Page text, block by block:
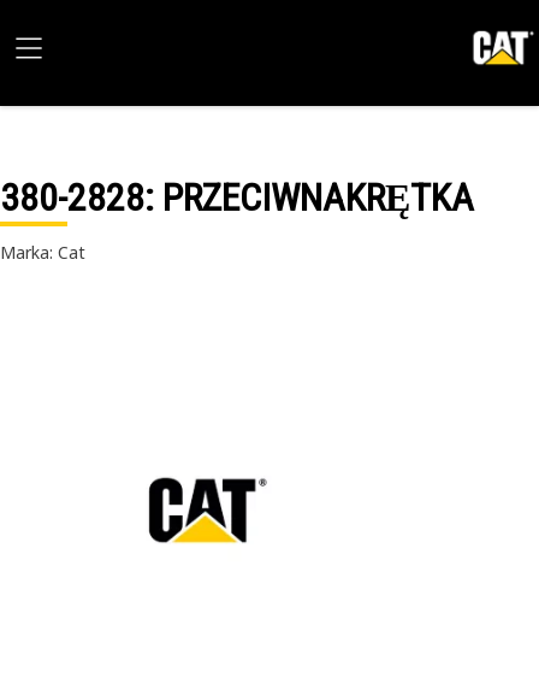
380-2828: PRZECIWNAKRĘTKA
Marka: Cat